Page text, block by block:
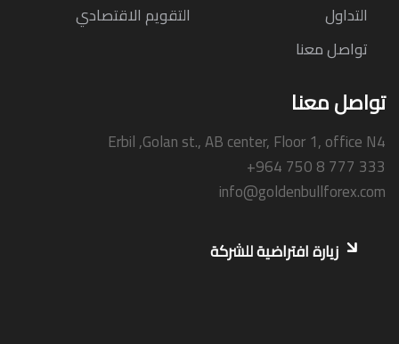
التداول
التقويم الاقتصادي
تواصل معنا
تواصل معنا
Erbil ,Golan st., AB center, Floor 1, office N4
+964 750 8 777 333
info@goldenbullforex.com
زيارة افتراضية للشركة